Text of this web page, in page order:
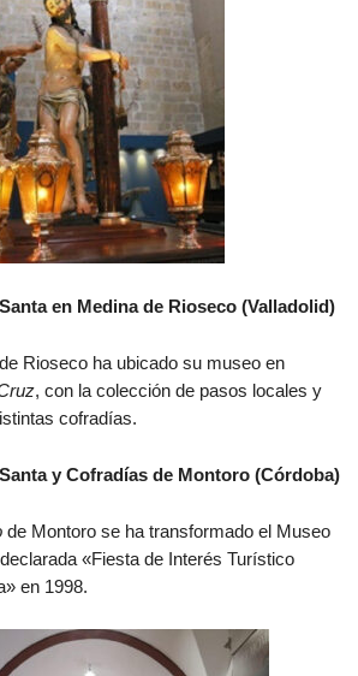
en Medina de Rioseco (Valladolid)
Rioseco ha ubicado su museo en
, con la colección de pasos locales y
cofradías.
y Cofradías de Montoro (Córdoba)
de Montoro se ha transformado el Museo
«Fiesta de Interés Turístico
en 1998.